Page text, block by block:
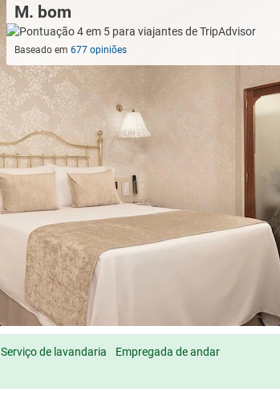
M. bom
Baseado em677 opiniões
Serviço de lavandaria
Empregada de andar